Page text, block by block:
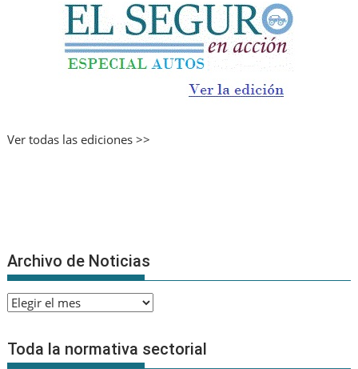
Ver todas las ediciones >>
Archivo de Noticias
Archivo
Noticias
Toda la normativa sectorial